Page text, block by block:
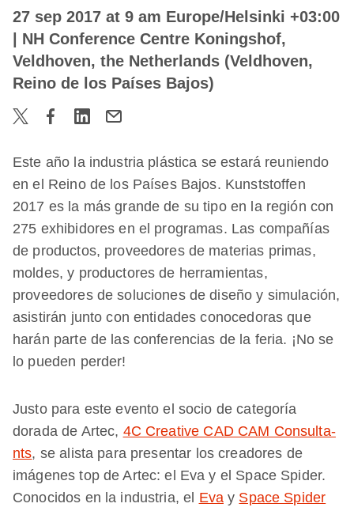
27 sep 2017 at 9 am Europe/Helsinki +03:00
| NH Conference Centre Koningshof,
Veldhoven, the Netherlands (Veldhoven,
Reino de los Países Bajos)
Este año la industria plástica se estará reuniendo
en el Reino de los Países Bajos. Kunststoffen
2017 es la más grande de su tipo en la región con
275 exhibidores en el programas. Las compañías
de productos, proveedores de materias primas,
moldes, y productores de herramientas,
proveedores de soluciones de diseño y simulación,
asistirán junto con entidades conocedoras que
harán parte de las conferencias de la feria. ¡No se
lo pueden perder!
Justo para este evento el socio de categoría
dorada de Artec, 4C Crea­tive CAD CAM Consulta­
nts, se alista para presentar los creadores de
imágenes top de Artec: el Eva y el Space Spider.
Conocidos en la industria, el Evay Space Spider